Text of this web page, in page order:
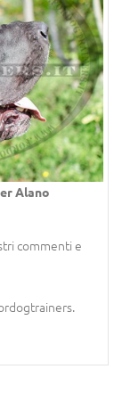
Alano
commenti e